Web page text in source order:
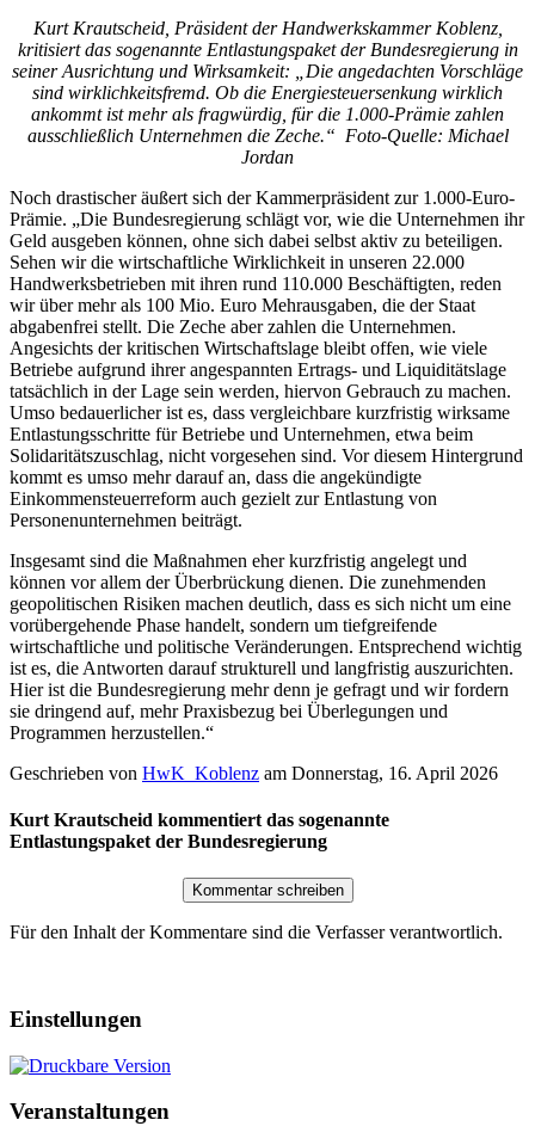
Kurt Krautscheid, Präsident der Handwerkskammer Koblenz,
kritisiert das sogenannte Entlastungspaket der Bundesregierung in
seiner Ausrichtung und Wirksamkeit: „Die angedachten Vorschläge
sind wirklichkeitsfremd. Ob die Energiesteuersenkung wirklich
ankommt ist mehr als fragwürdig, für die 1.000-Prämie zahlen
ausschließlich Unternehmen die Zeche.“ Foto-Quelle: Michael
Jordan
Noch drastischer äußert sich der Kammerpräsident zur 1.000-Euro-
Prämie. „Die Bundesregierung schlägt vor, wie die Unternehmen ihr
Geld ausgeben können, ohne sich dabei selbst aktiv zu beteiligen.
Sehen wir die wirtschaftliche Wirklichkeit in unseren 22.000
Handwerksbetrieben mit ihren rund 110.000 Beschäftigten, reden
wir über mehr als 100 Mio. Euro Mehrausgaben, die der Staat
abgabenfrei stellt. Die Zeche aber zahlen die Unternehmen.
Angesichts der kritischen Wirtschaftslage bleibt offen, wie viele
Betriebe aufgrund ihrer angespannten Ertrags- und Liquiditätslage
tatsächlich in der Lage sein werden, hiervon Gebrauch zu machen.
Umso bedauerlicher ist es, dass vergleichbare kurzfristig wirksame
Entlastungsschritte für Betriebe und Unternehmen, etwa beim
Solidaritätszuschlag, nicht vorgesehen sind. Vor diesem Hintergrund
kommt es umso mehr darauf an, dass die angekündigte
Einkommensteuerreform auch gezielt zur Entlastung von
Personenunternehmen beiträgt.
Insgesamt sind die Maßnahmen eher kurzfristig angelegt und
können vor allem der Überbrückung dienen. Die zunehmenden
geopolitischen Risiken machen deutlich, dass es sich nicht um eine
vorübergehende Phase handelt, sondern um tiefgreifende
wirtschaftliche und politische Veränderungen. Entsprechend wichtig
ist es, die Antworten darauf strukturell und langfristig auszurichten.
Hier ist die Bundesregierung mehr denn je gefragt und wir fordern
sie dringend auf, mehr Praxisbezug bei Überlegungen und
Programmen herzustellen.“
Geschrieben von HwK_Koblenz am Donnerstag, 16. April 2026
Kurt Krautscheid kommentiert das sogenannte
Entlastungspaket der Bundesregierung
Für den Inhalt der Kommentare sind die Verfasser verantwortlich.
Einstellungen
Veranstaltungen